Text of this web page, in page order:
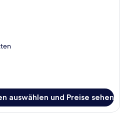
auswählen und Preise sehen